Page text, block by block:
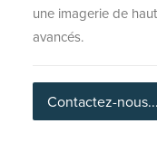
une imagerie de
avancés.
Contactez-nous...